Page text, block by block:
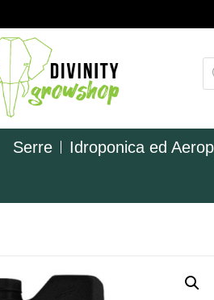
Serre Idroponica ed